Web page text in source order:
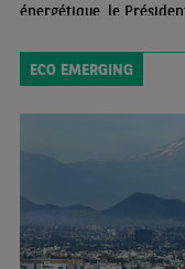
énergétique, le
toutefois question au
ECO EMERGING